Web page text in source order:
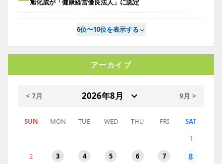
旭化成が「健康経営優良法人」に認定
6位〜10位を表示する
アーカイブ
< 7月 9月 >
SUN MON TUE WED THU FRI
SAT
1
2
3 4 5 6 7 8